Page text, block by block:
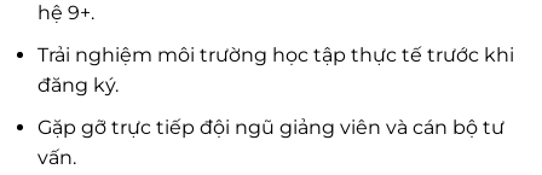
hệ 9+.
Trải nghiệm môi trường học tập thực tế trước khi
đăng ký.
Gặp gỡ trực tiếp đội ngũ giảng viên và cán bộ tư
vấn.